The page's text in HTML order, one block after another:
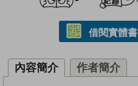
借閱實體書
內容簡介 作者簡介